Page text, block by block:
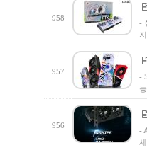
958
-
957
-
956
-